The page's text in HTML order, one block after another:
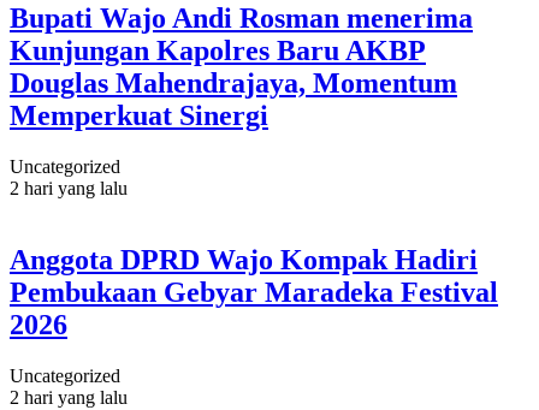
Bupati Wajo Andi Rosman menerima
Kunjungan Kapolres Baru AKBP
Douglas Mahendrajaya, Momentum
Memperkuat Sinergi
Uncategorized
2 hari yang lalu
Anggota DPRD Wajo Kompak Hadiri
Pembukaan Gebyar Maradeka Festival
2026
Uncategorized
2 hari yang lalu